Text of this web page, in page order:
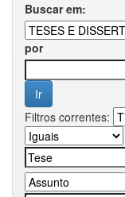
Buscar em:
por
Filtros correntes: